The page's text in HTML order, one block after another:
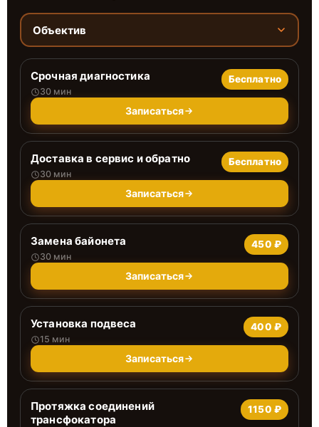
Объектив
Срочная диагностика
30 мин
Бесплатно
Записаться
Доставка в сервис и обратно
30 мин
Бесплатно
Записаться
Замена байонета
30 мин
450 ₽
Записаться
Установка подвеса
15 мин
400 ₽
Записаться
Протяжка соединений
трансфокатора
1150 ₽